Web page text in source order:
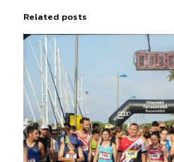
Related posts